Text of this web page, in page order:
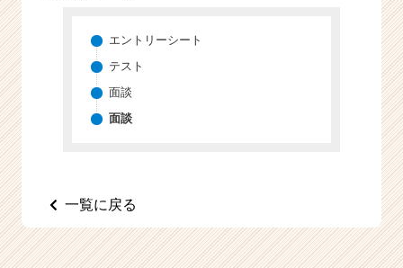
チ
r
エントリーシート
テスト
面談
面談
一覧に戻る